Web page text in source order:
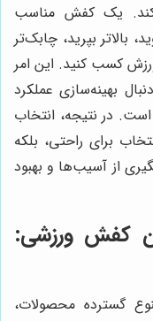
کند. یک کفش مناسب
بالاتر بپرید، چابک‌تر
کسب کنید. این امر
بهینه‌سازی عملکرد
در نتیجه، انتخاب
برای راحتی، بلکه
از آسیب‌ها و بهبود
کفش ورزشی:
گسترده محصولات،